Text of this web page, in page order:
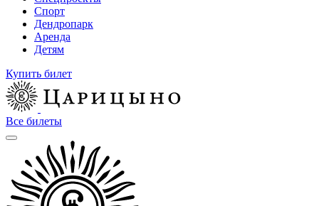
Спорт
Дендропарк
Аренда
Детям
Купить билет
Все билеты